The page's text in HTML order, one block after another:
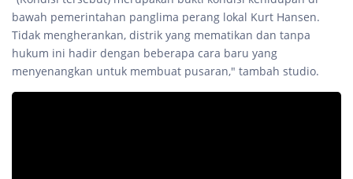
bawah pemerintahan panglima perang lokal Kurt Hansen.
Tidak mengherankan, distrik yang mematikan dan tanpa
hukum ini hadir dengan beberapa cara baru yang
menyenangkan untuk membuat pusaran," tambah studio.